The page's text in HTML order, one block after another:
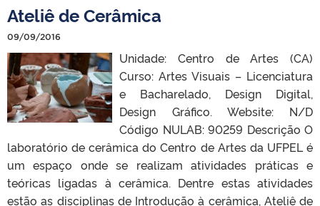
Ateliê de Cerâmica
09/09/2016
Unidade: Centro de Artes (CA)
Curso: Artes Visuais – Licenciatura
e Bacharelado, Design Digital,
Design Gráfico. Website: N/D
Código NULAB: 90259 Descrição O
laboratório de cerâmica do Centro de Artes da UFPEL é
um espaço onde se realizam atividades práticas e
teóricas ligadas à cerâmica. Dentre estas atividades
estão as disciplinas de Introdução à cerâmica, Ateliê de